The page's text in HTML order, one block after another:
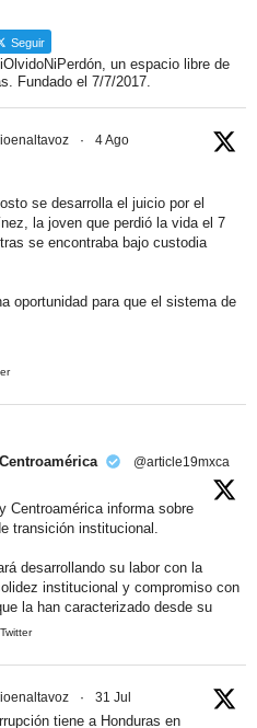
Seguir
un espacio libre de
Fundado el 7/7/2017.
· 4 Ago
se desarrolla el juicio por el
la joven que perdió la vida el 7
se encontraba bajo custodia
oportunidad para que el sistema de
@article19mxca
Centroamérica informa sobre
transición institucional.
desarrollando su labor con la
institucional y compromiso con
la han caracterizado desde su
Twitter
· 31 Jul
tiene a Honduras en